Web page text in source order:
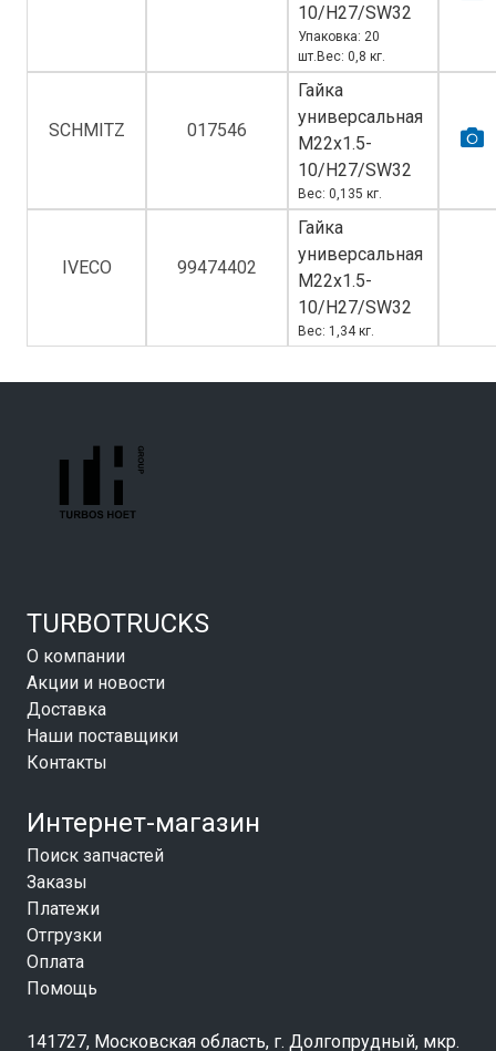
10/H27/SW32
Упаковка: 20
шт.Вес: 0,8 кг.
SCHMITZ 017546
Гайка
универсальная
M22х1.5-
10/H27/SW32
Вес: 0,135 кг.
IVECO 99474402
Гайка
универсальная
M22х1.5-
10/H27/SW32
Вес: 1,34 кг.
TURBOTRUCKS
О компании
Акции и новости
Доставка
Наши поставщики
Контакты
Интернет-магазин
Поиск запчастей
Заказы
Платежи
Отгрузки
Оплата
Помощь
141727, Московская область, г. Долгопрудный, мкр.